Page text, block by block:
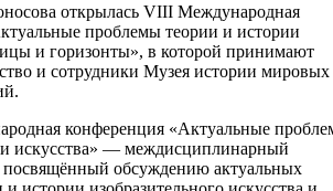
открылась VIII Международная
проблемы теории и истории
и горизонты», в которой принимают
и сотрудники Музея истории мировых
конференция «Актуальные
искусства» — междисциплинарный
обсуждению актуальных